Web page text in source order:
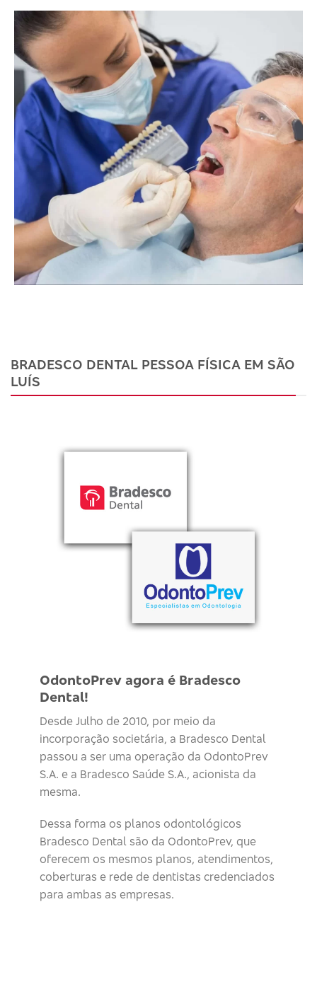
BRADESCO DENTAL PESSOA FÍSICA EM SÃO
LUÍS
OdontoPrev agora é Bradesco
Dental!
Desde Julho de 2010, por meio da
incorporação societária, a Bradesco Dental
passou a ser uma operação da OdontoPrev
S.A. e a Bradesco Saúde S.A., acionista da
mesma.
Dessa forma os planos odontológicos
Bradesco Dental são da OdontoPrev, que
oferecem os mesmos planos, atendimentos,
coberturas e rede de dentistas credenciados
para ambas as empresas.